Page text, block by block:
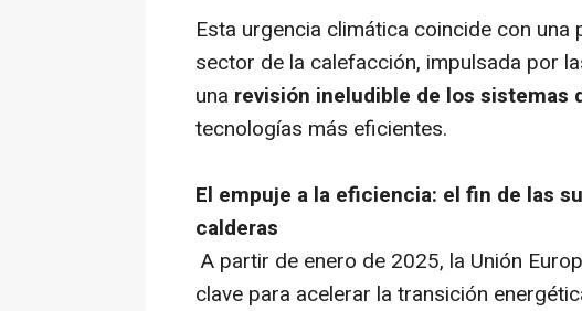
Esta urgencia climática coincide con
sector de la calefacción, impulsada por
una revisión ineludible de los sistemas
tecnologías más eficientes.
El empuje a la eficiencia: el fin de las
calderas
A partir de enero de 2025, la Unión
clave para acelerar la transición